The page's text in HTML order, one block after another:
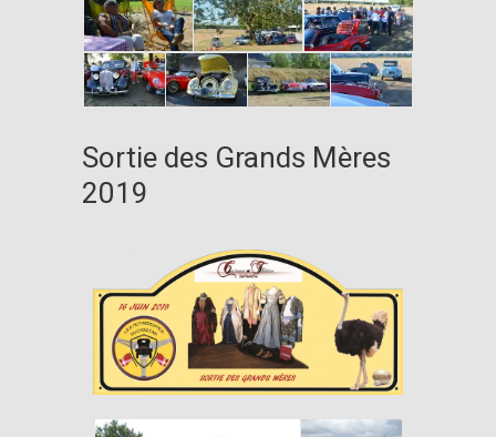
Sortie des Grands Mères
2019